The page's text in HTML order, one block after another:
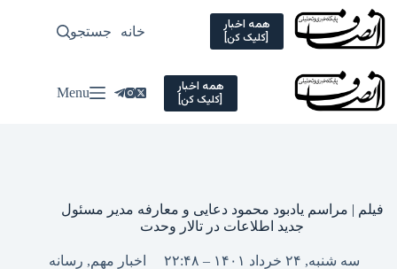
Skip
content
همه اخبار
[کلیک کن] خانه سیاسی
جستجو
همه اخبار
[کلیک کن] Menu
فیلم | مراسم یادبود محمود دعایی و معارفه مدیر مسئول
جدید اطلاعات در تالار وحدت
سه شنبه, ۲۴ خرداد ۱۴۰۱ – ۲۲:۴۸ اخبار مهم, رسانه